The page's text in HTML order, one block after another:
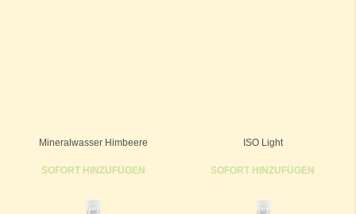
Mineralwasser Himbeere
SOFORT HINZUFÜGEN
ISO Light
SOFORT HINZUFÜGEN